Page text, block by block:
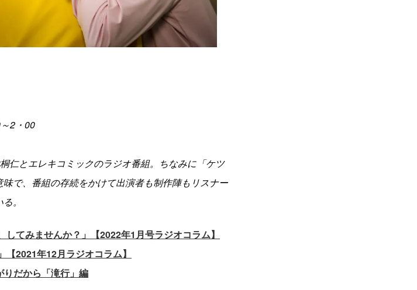
2・00
仁とエレキコミックのラジオ番組。ちなみに「ケツ
で、番組の存続をかけて出演者も制作陣もリスナー
。
してみませんか？」【2022年1月号ラジオコラム】
【2021年12月ラジオコラム】
りだから「滝行」編